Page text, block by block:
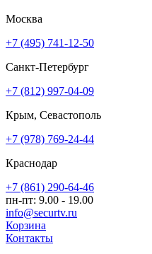
Москва
+7 (495) 741-12-50
Санкт-Петербург
+7 (812) 997-04-09
Крым, Севастополь
+7 (978) 769-24-44
Краснодар
+7 (861) 290-64-46
пн-пт: 9.00 - 19.00
info@securtv.ru
Корзина
Контакты